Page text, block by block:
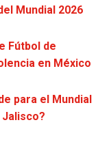
Mundial 2026
Fútbol de
en México
para el Mundial